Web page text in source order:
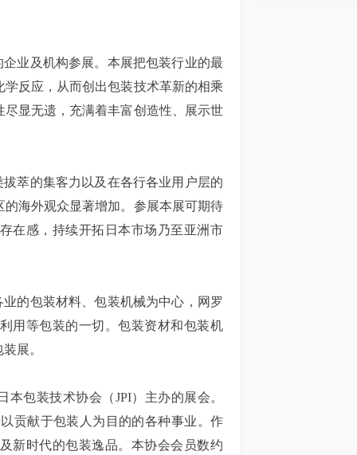
及机构参展。本展把包装行业的最
反应，从而创出包装技术革新的相乘
显无遗，充满着丰富创造性、展示世
的集客力以及在各行各业用户层的
海外观众显著增加。参展本展可期待
在感，持续开拓日本市场乃至亚洲市
包装材料、包装机械为中心，网罗
用等包装的一切。包装资材和包装机
展。
包装技术协会（JPI）主办的展会。
贡献于包装人为目的的各种事业。作
新时代的包装逸品。本协会会员数约